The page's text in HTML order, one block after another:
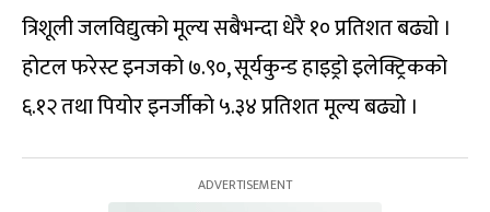
त्रिशूली जलविद्युत्को मूल्य सबैभन्दा धेरै १० प्रतिशत बढ्यो ।
होटल फरेस्ट इनजको ७.९०, सूर्यकुन्ड हाइड्रो इलेक्ट्रिकको
६.१२ तथा पियोर इनर्जीको ५.३४ प्रतिशत मूल्य बढ्यो ।